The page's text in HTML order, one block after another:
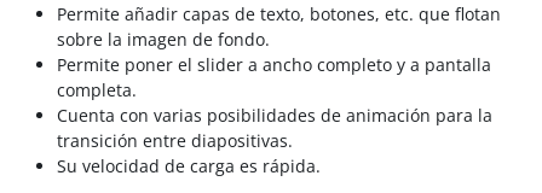
Permite añadir capas de texto, botones, etc. que flotan
sobre la imagen de fondo.
Permite poner el slider a ancho completo y a pantalla
completa.
Cuenta con varias posibilidades de animación para la
transición entre diapositivas.
Su velocidad de carga es rápida.